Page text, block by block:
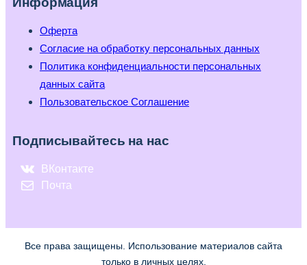
Оферта
Согласие на обработку персональных данных
Политика конфиденциальности персональных
данных сайта
Пользовательское Соглашение
Подписывайтесь на нас
ВКонтакте
Почта
Все права защищены. Использование материалов сайта
только в личных целях.